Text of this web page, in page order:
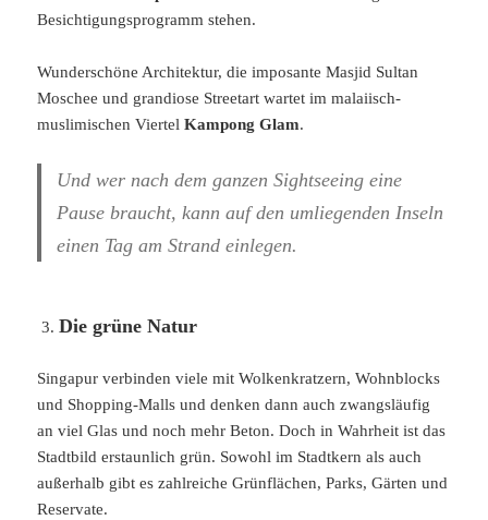
Besichtigungsprogramm stehen.
Wunderschöne Architektur, die imposante Masjid Sultan
Moschee und grandiose Streetart wartet im malaiisch-
muslimischen ViertelKampong Glam.
Und wer nach dem ganzen Sightseeing eine
Pause braucht, kann auf den umliegenden Inseln
einen Tag am Strand einlegen.
Die grüne Natur
Singapur verbinden viele mit Wolkenkratzern, Wohnblocks
und Shopping-Malls und denken dann auch zwangsläufig
an viel Glas und noch mehr Beton. Doch in Wahrheit ist das
Stadtbild erstaunlich grün. Sowohl im Stadtkern als auch
außerhalb gibt es zahlreiche Grünflächen, Parks, Gärten und
Reservate.